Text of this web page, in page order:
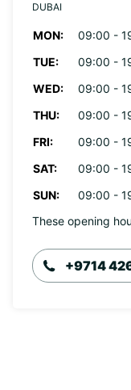
DUBAI
MON:
09:00 -
TUE:
09:00 -
WED:
09:00 -
THU:
09:00 -
FRI:
09:00 -
SAT:
09:00 -
SUN:
09:00 -
These opening
+9714